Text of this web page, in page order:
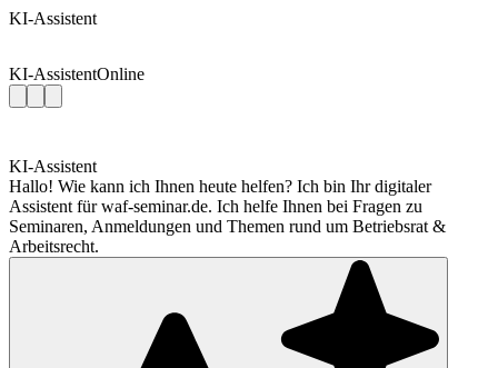
KI-Assistent
KI-AssistentOnline
KI-Assistent
Hallo! Wie kann ich Ihnen heute helfen? Ich bin Ihr digitaler
Assistent für waf-seminar.de. Ich helfe Ihnen bei Fragen zu
Seminaren, Anmeldungen und Themen rund um Betriebsrat &
Arbeitsrecht.